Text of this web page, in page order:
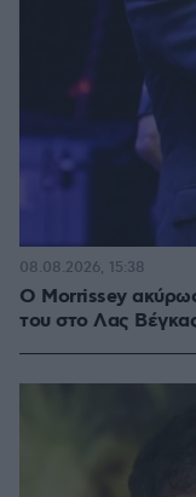
Ο Morrissey
του στο Λας
08.08.2026, 15:38